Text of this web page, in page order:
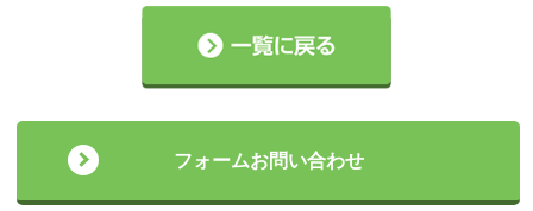
フォームお問い合わせ